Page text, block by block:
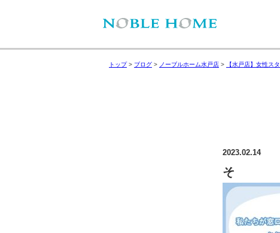
トップ> ブログ > ノーブルホーム水戸店 > 【水戸店】女性ス
2023.02.14
そ